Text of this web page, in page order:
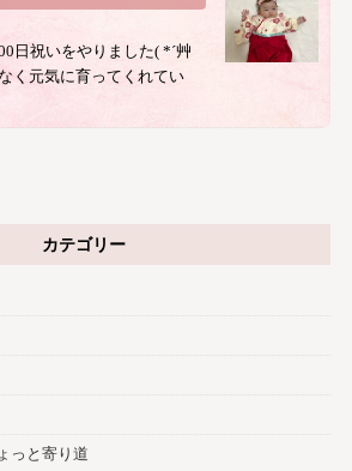
日祝いをやりました( *´艸
く元気に育ってくれてい
カテゴリー
っと寄り道